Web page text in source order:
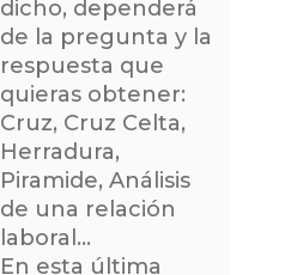
dicho, dependerá
de la pregunta y la
respuesta que
quieras obtener:
Cruz, Cruz Celta,
Herradura,
Piramide, Análisis
de una relación
laboral…
En esta última